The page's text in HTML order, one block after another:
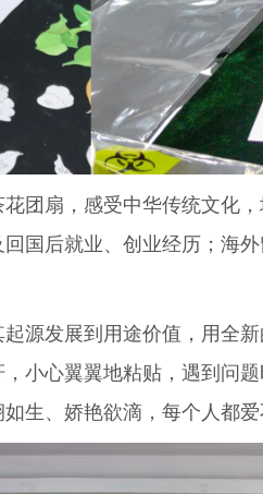
扇，感受中华传统文化
国后就业、创业经历；海
发展到用途价值，用全新
小心翼翼地粘贴，遇到问
生、娇艳欲滴，每个人都爱